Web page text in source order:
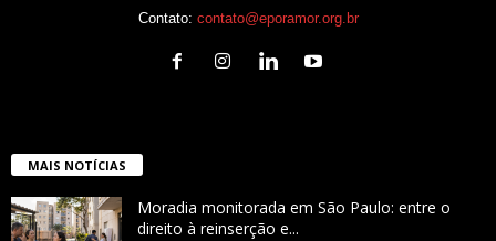
Contato: contato@eporamor.org.br
MAIS NOTÍCIAS
Moradia monitorada em São Paulo: entre o
direito à reinserção e...